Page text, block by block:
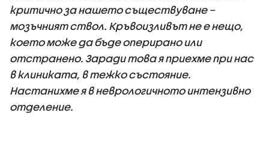
критично за нашето съществуване –
мозъчният ствол. Кръвоизливът не е нещо,
което може да бъде оперирано или
отстранено. Заради това я приехме при нас
в клиниката, в тежко състояние.
Настанихме я в неврологичното интензивно
отделение.